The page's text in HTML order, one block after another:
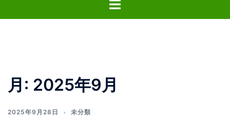
ー
月: 2025年9月
2025年9月28日 未分類